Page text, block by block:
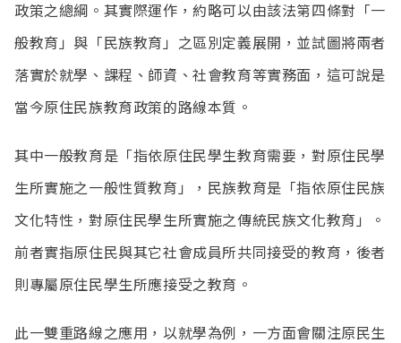
政策之總綱。其實際運作，約略可以由該法第四條對「一
般教育」與「民族教育」之區別定義展開，並試圖將兩者
落實於就學、課程、師資、社會教育等實務面，這可說是
當今原住民族教育政策的路線本質。
其中一般教育是「指依原住民學生教育需要，對原住民學
生所實施之一般性質教育」，民族教育是「指依原住民族
文化特性，對原住民學生所實施之傳統民族文化教育」。
前者實指原住民與其它社會成員所共同接受的教育，後者
則專屬原住民學生所應接受之教育。
此一雙重路線之應用，以就學為例，一方面會關注原民生